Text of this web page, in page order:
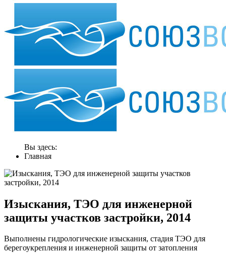
Вы здесь:
Главная
Изыскания, ТЭО для инженерной
защиты участков застройки, 2014
Выполнены гидрологические изыскания, стадия ТЭО для
берегоукрепления и инженерной защиты от затопления